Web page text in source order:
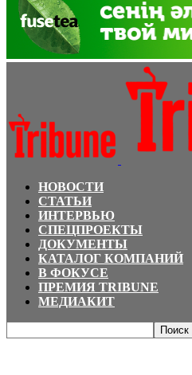
НОВОСТИ
СТАТЬИ
ИНТЕРВЬЮ
СПЕЦПРОЕКТЫ
ДОКУМЕНТЫ
КАТАЛОГ КОМПАНИЙ
В ФОКУСЕ
ПРЕМИЯ TRIBUNE
МЕДИАКИТ